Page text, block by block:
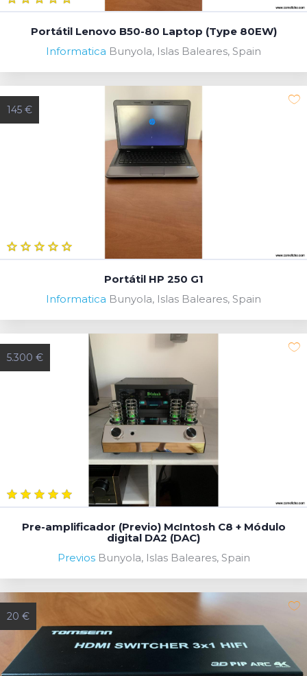
Portátil Lenovo B50-80 Laptop (Type 80EW)
Informatica Bunyola, Islas Baleares, Spain
145 €
Portátil HP 250 G1
Informatica Bunyola, Islas Baleares, Spain
5.300 €
Pre-amplificador (Previo) McIntosh C8 + Módulo
digital DA2 (DAC)
Previos Bunyola, Islas Baleares, Spain
20 €